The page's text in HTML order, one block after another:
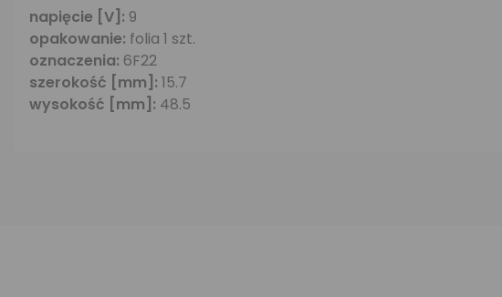
napięcie [V]: 9
opakowanie: folia 1 szt.
oznaczenia: 6F22
szerokość [mm]: 15.7
wysokość [mm]: 48.5